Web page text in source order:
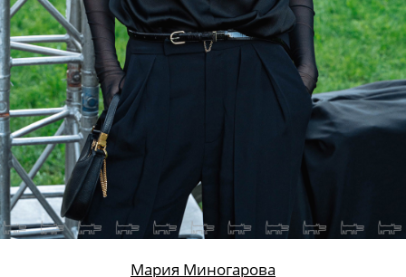
хороших дел и красивых идей.
Фото всех лауреатов вы можете найти
здесь, а вторую часть красной дорожки
—здесь.